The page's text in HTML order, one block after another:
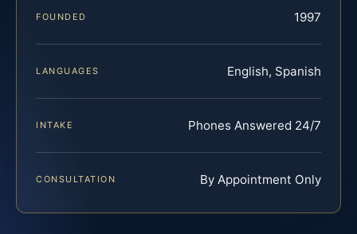
FOUNDED 1997
LANGUAGES English, Spanish
INTAKE Phones Answered 24/7
CONSULTATION By Appointment Only